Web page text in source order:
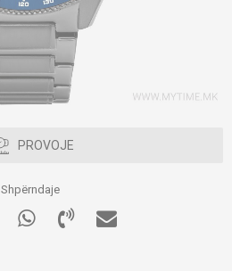
PROVOJE
Shpërndaje